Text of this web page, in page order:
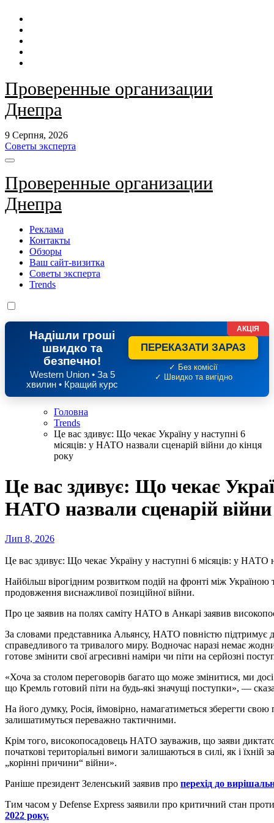
Перейти
контенту
Проверенные организации
Днепра
9 Серпня, 2026
Советы эксперта
Проверенные организации
Днепра
Реклама
Контакты
Обзоры
Ваш сайт-визитка
Советы эксперта
Trends
Надішли гроші
швидко та
безпечно!
Western Union • За 5
хвилин • Кращий курс
ПЕРЕКАЗАТИ ЗАРАЗ
✓ Без комісії
✓ Швидко та вигідно
АКЦІЯ
Головна
Trends
Це вас здивує: Що чекає Україну у наступні 6
місяців: у НАТО назвали сценарій війни до кінця
року
Це вас здивує: Що чекає
НАТО назвали сценарій
Лип 8, 2026
Це вас здивує: Що чекає Україну у наступні 6 місяців: у НАТО
Найбільш вірогідним розвитком подій на фронті між
продовження виснажливої позиційної війни.
Про це заявив на полях саміту НАТО в Анкарі заявив
За словами представника Альянсу, НАТО повністю підтримує
справедливого та тривалого миру. Водночас наразі немає
готове змінити свої агресивні наміри чи піти на серйозні
«Хоча за столом переговорів багато що може змінитися, ми
що Кремль готовий піти на будь-які значущі поступки», —
На його думку, Росія, ймовірно, намагатиметься зберегти свою
залишатимуться переважно тактичними.
Крім того, високопосадовець НАТО зауважив, що заяви
початкові територіальні вимоги залишаються в силі, як і їхній
„корінні причини“ війни».
Раніше президент Зеленський заявив про перехід до
Тим часом у Defense Express заявили про критичний стан
2022 року.